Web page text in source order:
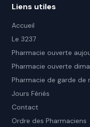
Liens utiles
Accueil
Le 3237
Pharmacie ouverte
Pharmacie ouverte
Pharmacie de garde de
Jours Fériés
Contact
Ordre des Pharmaciens